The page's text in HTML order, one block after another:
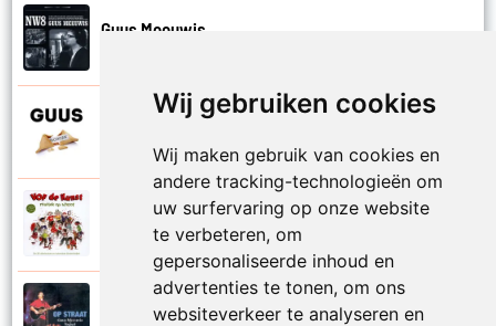
Wij gebruiken cookies
Wij maken gebruik van cookies en
andere tracking-technologieën om
uw surfervaring op onze website
te verbeteren, om
gepersonaliseerde inhoud en
advertenties te tonen, om ons
websiteverkeer te analyseren en
Guus Meeuwis
Guus Meeuwis
Onze wereld
VOF De Kunst en Guus Meeuwis
Op een klein stationnetje - Op een grote
paddestoel
Guus Meeuwis en Vagant